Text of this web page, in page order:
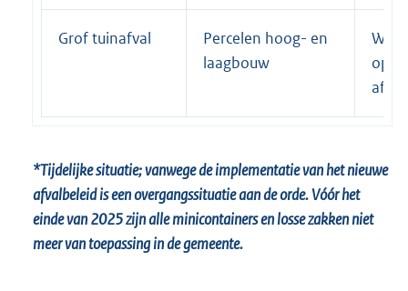
Grof tuinafval
Percelen hoog- en
laagbouw
op
*Tijdelijke situatie; vanwege de implementatie van het nieuwe
afvalbeleid is een overgangssituatie aan de orde. Vóór het
einde van 2025 zijn alle minicontainers en losse zakken niet
meer van toepassing in de gemeente.